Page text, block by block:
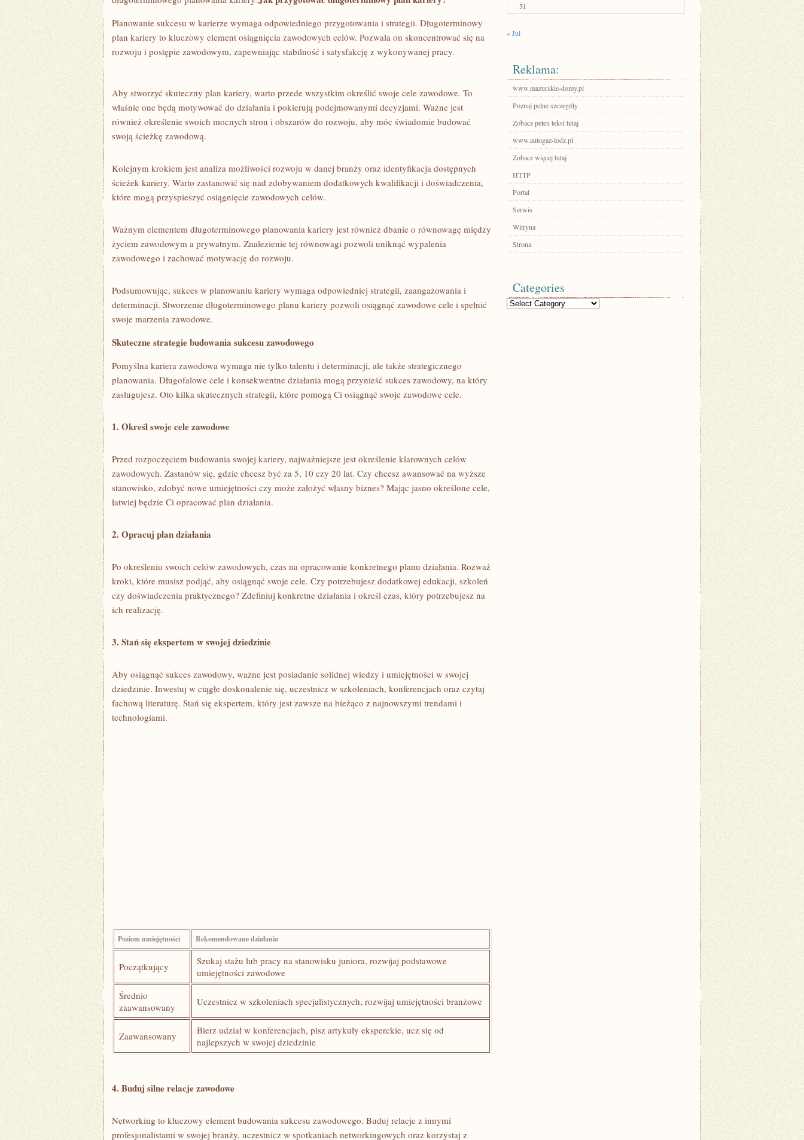
Planowanie sukcesu w karierze wymaga odpowiedniego ​przygotowania i strategii. Długoterminowy​
plan kariery to ‍kluczowy element osiągnięcia zawodowych⁢ celów. Pozwala‍ on⁤ skoncentrować się na
rozwoju i postępie ⁤zawodowym,‌ zapewniając ‌stabilność i ⁤satysfakcję z ⁣wykonywanej pracy.
Aby stworzyć skuteczny plan kariery, warto ‍przede wszystkim‍ określić swoje cele zawodowe. To
właśnie one będą motywować do działania i pokierują podejmowanymi ‌decyzjami. Ważne jest
również‌ określenie swoich‌ mocnych stron i obszarów ⁢do rozwoju, aby móc świadomie ​budować
swoją ścieżkę zawodową.
Kolejnym krokiem jest analiza możliwości​ rozwoju w danej branży oraz ⁢identyfikacja ⁣dostępnych
ścieżek kariery. Warto zastanowić się nad‌ zdobywaniem dodatkowych kwalifikacji ‍i doświadczenia,
które mogą⁤ przyspieszyć osiągnięcie zawodowych celów.
Ważnym elementem długoterminowego planowania kariery jest również‌ dbanie o⁢ równowagę między
życiem zawodowym a prywatnym. Znalezienie tej równowagi‍ pozwoli uniknąć wypalenia
zawodowego ⁤i⁣ zachować motywację ‌do rozwoju.
Podsumowując, sukces w ⁤planowaniu kariery wymaga odpowiedniej strategii,​ zaangażowania i
determinacji. Stworzenie długoterminowego planu kariery​ pozwoli ⁢osiągnąć ‌zawodowe cele i ⁣spełnić⁤
swoje ⁢marzenia zawodowe.
Skuteczne strategie budowania sukcesu zawodowego
Pomyślna kariera zawodowa wymaga nie tylko talentu i determinacji, ale także strategicznego
planowania. Długofalowe cele i konsekwentne‍ działania mogą przynieść sukces zawodowy, na⁤ który
zasługujesz. ⁣Oto ⁣kilka⁤ skutecznych​ strategii, które pomogą ‌Ci ⁢osiągnąć swoje zawodowe ​cele.
1. Określ swoje cele zawodowe
Przed rozpoczęciem budowania swojej kariery, najważniejsze jest określenie klarownych celów
zawodowych. Zastanów​ się, ‍gdzie chcesz być za 5, 10 czy 20 lat. Czy chcesz ⁤awansować na wyższe
stanowisko, zdobyć nowe umiejętności⁤ czy‍ może założyć własny biznes? Mając jasno określone cele,
⁢łatwiej będzie Ci opracować ⁢plan działania.
2. Opracuj plan działania
Po określeniu swoich celów zawodowych, czas na opracowanie konkretnego planu ⁣działania.‌ Rozważ
kroki,‍ które musisz podjąć, aby osiągnąć ‍swoje cele. ⁤Czy potrzebujesz dodatkowej ‌edukacji, szkoleń
czy‍ doświadczenia praktycznego?⁤ Zdefiniuj konkretne⁢ działania⁢ i określ czas, który ​potrzebujesz na
ich realizację.
3. Stań ‍się ekspertem ⁤w swojej dziedzinie
Aby​ osiągnąć sukces zawodowy, ważne jest posiadanie solidnej wiedzy i umiejętności w swojej
⁢dziedzinie. Inwestuj w⁤ ciągłe ‌doskonalenie się, uczestnicz‌ w szkoleniach, konferencjach⁢ oraz czytaj
fachową literaturę. Stań⁣ się ekspertem, który jest zawsze na bieżąco‍ z​ najnowszymi trendami‌ i‌
technologiami.
Poziom umiejętności Rekomendowane działania
Początkujący
Szukaj stażu lub pracy na stanowisku juniora, ‌rozwijaj podstawowe
umiejętności zawodowe
Średnio
‍zaawansowany
Uczestnicz w szkoleniach specjalistycznych, ​rozwijaj umiejętności branżowe
Zaawansowany
Bierz udział w konferencjach, pisz⁤ artykuły eksperckie, ucz się od
najlepszych w swojej dziedzinie
4.‌ Buduj silne ⁢relacje zawodowe
Networking to kluczowy ⁣element budowania sukcesu zawodowego. Buduj ⁤relacje z⁤ innymi ​
profesjonalistami w swojej branży, uczestnicz w spotkaniach ‌networkingowych ⁢oraz korzystaj z⁤
31
« Jul
Reklama:
www.mazurskie-domy.pl
Poznaj pełne szczegóły
Zobacz pełen tekst tutaj
www.autogaz-lodz.pl
Zobacz więcej tutaj
HTTP
Portal
Serwis
Witryna
Strona
Categories
Categories